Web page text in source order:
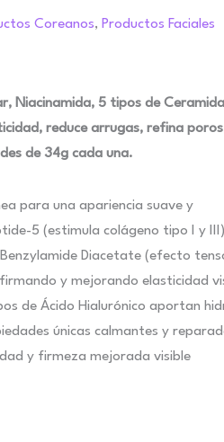
Coreanos, Productos Faciales
Niacinamida, 5 tipos de
reduce arrugas, refina
de 34g cada una.
para una apariencia suave y
5 (estimula colágeno tipo I y
Diacetate (efecto
y mejorando elasticidad
de Ácido Hialurónico aportan
únicas calmantes y
y firmeza mejorada visible